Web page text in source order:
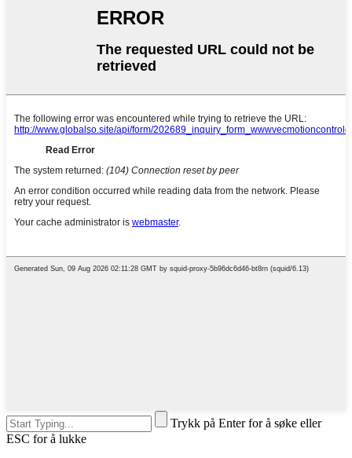
Trykk på Enter for å søke eller
ESC for å lukke